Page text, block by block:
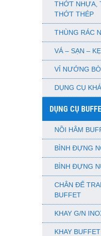
THỚT NHỰA,
THỚT THÉP
THÙNG RÁC
VÁ – SẠN –
VỈ NƯỚNG BÒ
DỤNG CỤ
DỤNG CỤ
NỒI HÂM
BÌNH ĐỰNG
BÌNH ĐỰNG
CHÂN ĐẾ
BUFFET
KHAY G/N
KHAY